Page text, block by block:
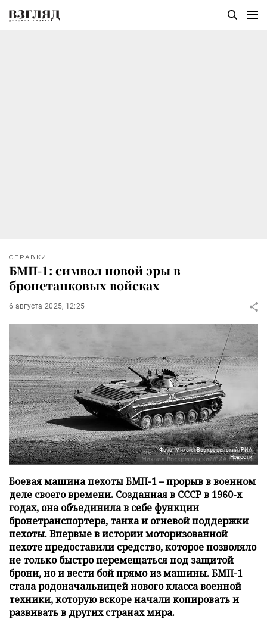
СПРАВКИ
БМП-1: символ новой эры в
бронетанковых войсках
6 августа 2025, 12:25
Фото: Михаил Воскресенский/РИА
Новости
Боевая машина пехоты БМП-1 – прорыв в военном
деле своего времени. Созданная в СССР в 1960-х
годах, она объединила в себе функции
бронетранспортера, танка и огневой поддержки
пехоты. Впервые в истории моторизованной
пехоте предоставили средство, которое позволяло
не только быстро перемещаться под защитой
брони, но и вести бой прямо из машины. БМП-1
стала родоначальницей нового класса военной
техники, которую вскоре начали копировать и
развивать в других странах мира.